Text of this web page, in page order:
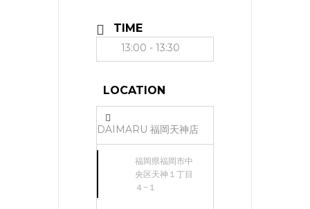
TIME
13:00 - 13:30
LOCATION
DAIMARU 福岡天神店
福岡県福岡市中
央区天神１丁目
４−１